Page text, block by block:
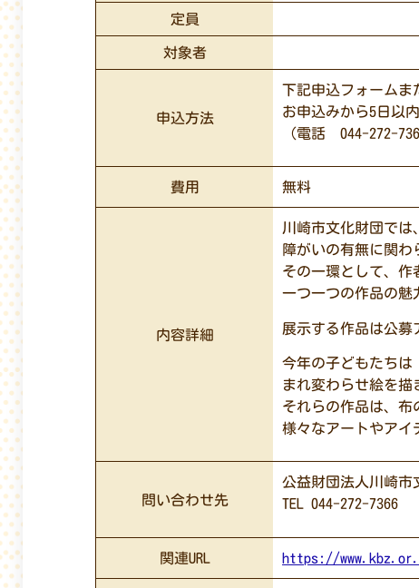
定員
対象者
申込方法
下記申込フォームま
お申込みから5日以
（電話 044-272-
費用 無料
内容詳細
川崎市文化財団では
障がいの有無に関わ
その一環として、作
一つ一つの作品の魅
展示する作品は公募
今年の子どもたちは
まれ変わらせ絵を描
それらの作品は、布
様々なアートやアイ
問い合わせ先
公益財団法人川崎市
TEL 044-272-7366
関連URL https://